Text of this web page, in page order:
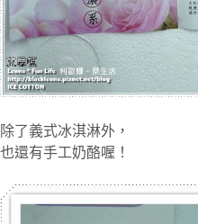
除了義式冰淇淋外，
也還有手工奶酪喔！